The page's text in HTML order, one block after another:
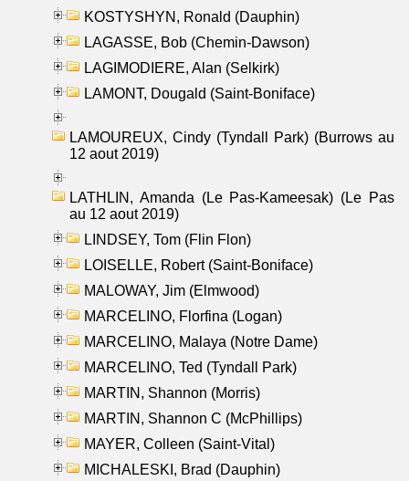
KOSTYSHYN, Ronald (Dauphin)
LAGASSE, Bob (Chemin-Dawson)
LAGIMODIERE, Alan (Selkirk)
LAMONT, Dougald (Saint-Boniface)
LAMOUREUX, Cindy (Tyndall Park) (Burrows au
12 aout 2019)
LATHLIN, Amanda (Le Pas-Kameesak) (Le Pas
au 12 aout 2019)
LINDSEY, Tom (Flin Flon)
LOISELLE, Robert (Saint-Boniface)
MALOWAY, Jim (Elmwood)
MARCELINO, Florfina (Logan)
MARCELINO, Malaya (Notre Dame)
MARCELINO, Ted (Tyndall Park)
MARTIN, Shannon (Morris)
MARTIN, Shannon C (McPhillips)
MAYER, Colleen (Saint-Vital)
MICHALESKI, Brad (Dauphin)